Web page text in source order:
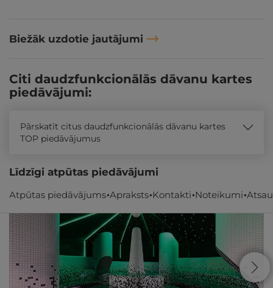
Biežāk uzdotie jautājumi
Atpūtas piedāvājums Apraksts Kontakti Noteikumi
Citi daudzfunkcionālās dāvanu kartes
piedāvājumi:
Pārskatīt citus daudzfunkcionālās dāvanu kartes
TOP piedāvājumus
Līdzīgi atpūtas piedāvājumi
ĪPAŠAIS!